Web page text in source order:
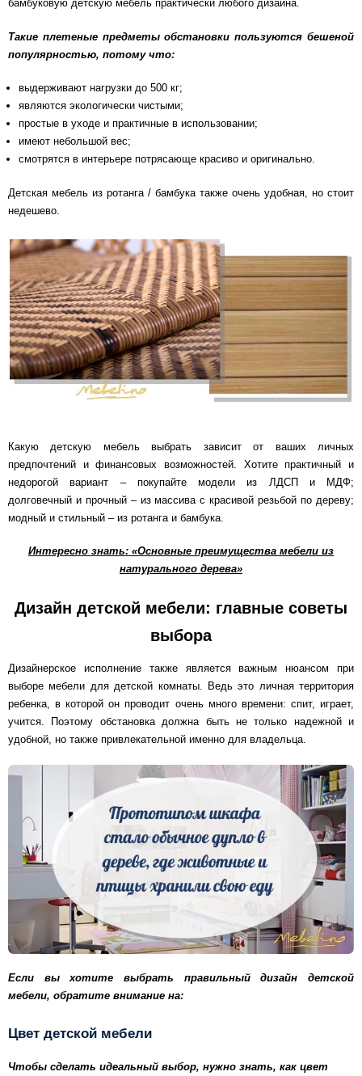
бамбуковую детскую мебель практически любого дизайна.
Такие плетеные предметы обстановки пользуются бешеной
популярностью, потому что:
выдерживают нагрузки до 500 кг;
являются экологически чистыми;
простые в уходе и практичные в использовании;
имеют небольшой вес;
смотрятся в интерьере потрясающе красиво и оригинально.
Детская мебель из ротанга / бамбука также очень удобная, но стоит
недешево.
Какую детскую мебель выбрать зависит от ваших личных
предпочтений и финансовых возможностей. Хотите практичный и
недорогой вариант – покупайте модели из ЛДСП и МДФ;
долговечный и прочный – из массива с красивой резьбой по дереву;
модный и стильный – из ротанга и бамбука.
Интересно знать: «Основные преимущества мебели из
натурального дерева»
Дизайн детской мебели: главные советы
выбора
Дизайнерское исполнение также является важным нюансом при
выборе мебели для детской комнаты. Ведь это личная территория
ребенка, в которой он проводит очень много времени: спит, играет,
учится. Поэтому обстановка должна быть не только надежной и
удобной, но также привлекательной именно для владельца.
Если вы хотите выбрать правильный дизайн детской
мебели, обратите внимание на:
Цвет детской мебели
Чтобы сделать идеальный выбор, нужно знать, как цвет